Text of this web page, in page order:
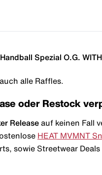
Spezial O.G.
alle Raffles.
oder Restock
Release auf keinen Fall
HEAT MVMNT
sowie Streetwear